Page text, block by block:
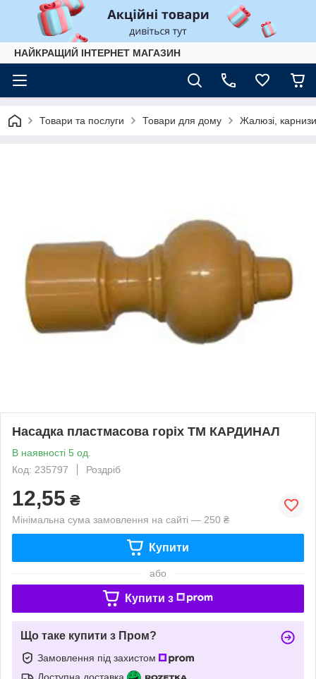
НАЙКРАЩИЙ ІНТЕРНЕТ МАГАЗИН
Товари та послуги Товари для дому Жалюзі,
Насадка пластмасова горіх ТМ КАРДИНАЛ
В наявності 5 од.
Код: 235797
Роздріб
12,55 ₴
Мінімальна сума замовлення на сайті — 250 ₴
Купити
або
Купити з
Що таке купити з Пром?
Замовлення під захистом
Доступна доставка